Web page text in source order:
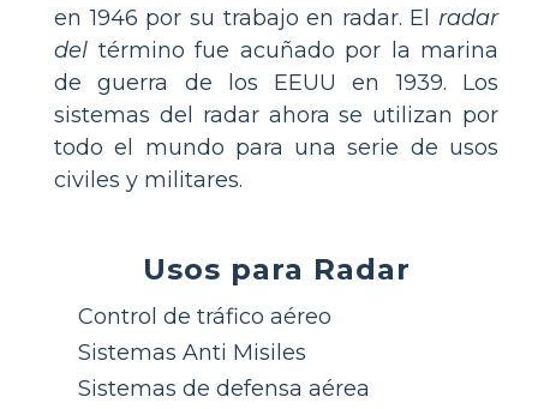
en 1946 por su trabajo en radar. El radar
del término fue acuñado por la marina
de guerra de los EEUU en 1939. Los
sistemas del radar ahora se utilizan por
todo el mundo para una serie de usos
civiles y militares.
Usos para Radar
Control de tráfico aéreo
Sistemas Anti Misiles
Sistemas de defensa aérea